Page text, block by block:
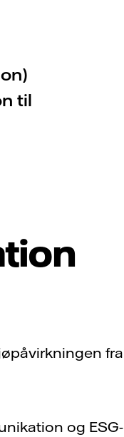
til
fra
og ESG-